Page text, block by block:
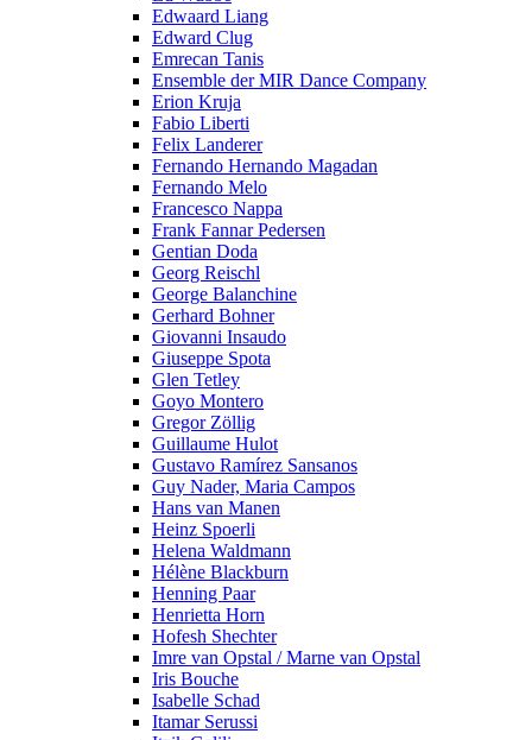
Edwaard Liang
Edward Clug
Emrecan Tanis
Ensemble der MIR Dance Company
Erion Kruja
Fabio Liberti
Felix Landerer
Fernando Hernando Magadan
Fernando Melo
Francesco Nappa
Frank Fannar Pedersen
Gentian Doda
Georg Reischl
George Balanchine
Gerhard Bohner
Giovanni Insaudo
Giuseppe Spota
Glen Tetley
Goyo Montero
Gregor Zöllig
Guillaume Hulot
Gustavo Ramírez Sansanos
Guy Nader, Maria Campos
Hans van Manen
Heinz Spoerli
Helena Waldmann
Hélène Blackburn
Henning Paar
Henrietta Horn
Hofesh Shechter
Imre van Opstal / Marne van Opstal
Iris Bouche
Isabelle Schad
Itamar Serussi